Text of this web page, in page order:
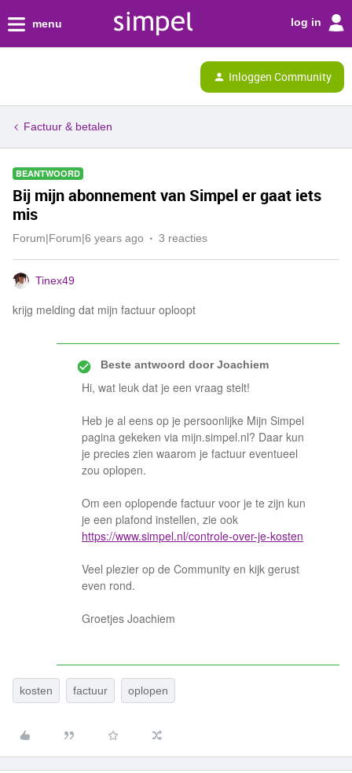
menu log in
Inloggen Community
Factuur & betalen
BEANTWOORD
Bij mijn abonnement van Simpel er gaat iets
mis
Forum|Forum|6 years ago 3 reacties
Tinex49
krijg melding dat mijn factuur oploopt
Beste antwoord doorJoachiem
Hi, wat leuk dat je een vraag stelt!
Heb je al eens op je persoonlijke Mijn Simpel
pagina gekeken via mijn.simpel.nl? Daar kun
je precies zien waarom je factuur eventueel
zou oplopen.
Om een oplopende factuur voor je te zijn kun
je een plafond instellen, zie ook
https://www.simpel.nl/controle-over-je-kosten
Veel plezier op de Community en kijk gerust
even rond.
Groetjes Joachiem
kosten factuur oplopen